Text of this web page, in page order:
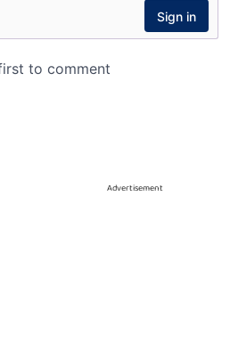
Advertisement